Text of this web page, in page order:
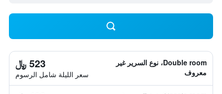
Double room، نوع السرير غير
معروف
523 ﷼
سعر الليلة شامل الرسوم